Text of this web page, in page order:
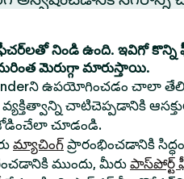
నిండి ఉంది. ఇవిగో
మెరుగ్గా మారుస్తాయి.
ఉపయోగించడం చాలా
చాటిచెప్పడానికి
చూడండి.
మ్యాచింగ్ ప్రారంభించడానికి
ముందు, మీరుపాస్‌పోర్ట్